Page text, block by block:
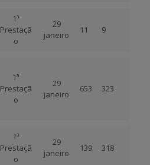
1ª
Prestaçã
o
29
janeiro
11 9
1ª
Prestaçã
o
29
janeiro
653 323
1ª
Prestaçã
o
29
janeiro
139 318